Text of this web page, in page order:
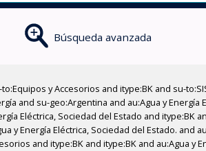
Búsqueda avanzada
y Accesorios and itype:BK and su-
and su-geo:Argentina and au:Agua y Energía
Eléctrica, Sociedad del Estado and itype:BK
y Energía Eléctrica, Sociedad del Estado. and
and itype:BK and itype:BK and au:Agua y